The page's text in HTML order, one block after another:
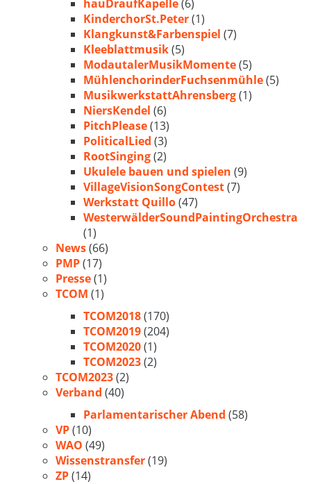
hauDraufKapelle(6)
KinderchorSt.Peter(1)
Klangkunst&Farbenspiel (7)
Kleeblattmusik(5)
ModautalerMusikMomente(5)
MühlenchorinderFuchsenmühle(5)
MusikwerkstattAhrensberg(1)
NiersKendel (6)
PitchPlease(13)
PoliticalLied (3)
RootSinging(2)
Ukulele bauen und spielen (9)
VillageVisionSongContest(7)
Werkstatt Quillo(47)
WesterwälderSoundPaintingOrchestra
(1)
News(66)
PMP(17)
Presse(1)
TCOM (1)
TCOM2018(170)
TCOM2019(204)
TCOM2020(1)
TCOM2023(2)
TCOM2023(2)
Verband (40)
Parlamentarischer Abend (58)
VP(10)
WAO (49)
Wissenstransfer(19)
ZP(14)